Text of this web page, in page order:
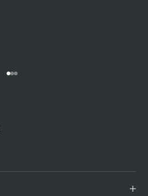
Gehe zu Element 1
Gehe zu Element 2
Gehe zu Element 3